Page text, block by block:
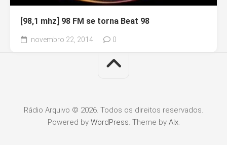
[98,1 mhz] 98 FM se torna Beat 98
novembro 22, 2014 0
Rádio Arquivo © 2026. Todos os direitos reservados.
Powered by WordPress. Theme by Alx.